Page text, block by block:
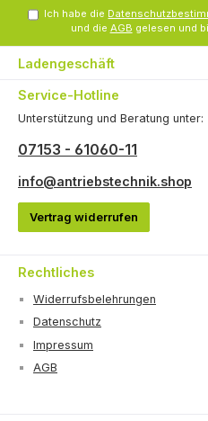
Ich habe die
und die AGB gelesen und
Ladengeschäft
Service-Hotline
Unterstützung und Beratung unter:
07153 - 61060-11
info@antriebstechnik.shop
Vertrag widerrufen
Rechtliches
Widerrufsbelehrungen
Datenschutz
Impressum
AGB